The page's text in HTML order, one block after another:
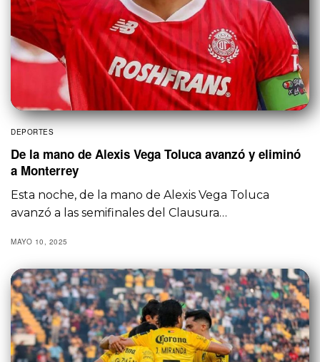
DEPORTES
De la mano de Alexis Vega Toluca avanzó y eliminó
a Monterrey
Esta noche, de la mano de Alexis Vega Toluca
avanzó a las semifinales del Clausura…
MAYO 10, 2025